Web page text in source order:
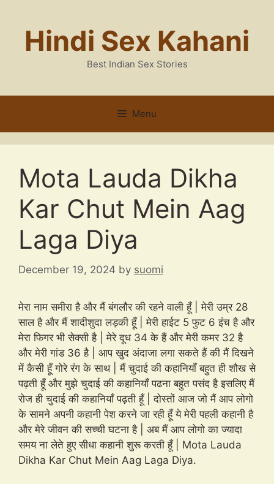
contentHindi Sex Kahani
Best Indian Sex Stories
Menu
Mota Lauda Dikha
Kar Chut Mein Aag
Laga Diya
December 19, 2024 by suomi
मेरा नाम समीरा है और मैं बंगलौर की रहने वाली हूँ | मेरी उम्र 28
साल है और मैं शादीशुदा लड़की हूँ | मेरी हाईट 5 फुट 6 इंच है और
मेरा फिगर भी सेक्सी है | मेरे दूध 34 के हैं और मेरी कमर 32 है
और मेरी गांड 36 है | आप खुद अंदाजा लगा सकते हैं की मैं दिखने
में कैसी हूँ गोरे रंग के साथ | मैं चुदाई की कहानियाँ बहुत ही शौख से
पढ़ती हूँ और मुझे चुदाई की कहानियाँ पढना बहुत पसंद है इसलिए मैं
रोज ही चुदाई की कहानियाँ पढ़ती हूँ | दोस्तों आज जो मैं आप लोगो
के सामने अपनी कहानी पेश करने जा रही हूँ ये मेरी पहली कहानी है
और मेरे जीवन की सच्ची घटना है | अब मैं आप लोगो का ज्यादा
समय ना लेते हुए सीधा कहानी शुरू करती हूँ | Mota Lauda
Dikha Kar Chut Mein Aag Laga Diya.